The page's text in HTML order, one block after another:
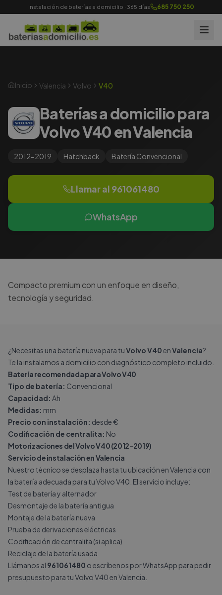
Instalación de baterías a domicilio · 365 días 685 750 250
Inicio Valencia Volvo V40
Baterías a domicilio para
Volvo V40 en Valencia
2012-2019 Hatchback Batería Convencional
Llamar al 961061480
WhatsApp
Compacto premium con un enfoque en diseño,
tecnología y seguridad.
¿Necesitas una batería nueva para tuVolvo V40enValencia?
Te la instalamos a domicilio con diagnóstico completo incluido.
Batería recomendada para Volvo V40
Tipo de batería: Convencional
Capacidad: Ah
Medidas: mm
Precio con instalación: desde €
Codificación de centralita: No
Motorizaciones del Volvo V40 (2012-2019)
Servicio de instalación en Valencia
Nuestro técnico se desplaza hasta tu ubicación en Valencia con
la batería adecuada para tu Volvo V40. El servicio incluye:
Test de batería y alternador
Desmontaje de la batería antigua
Montaje de la batería nueva
Prueba de derivaciones eléctricas
Codificación de centralita (si aplica)
Reciclaje de la batería usada
Llámanos al 961061480 o escríbenos porWhatsApp para pedir
presupuesto para tu Volvo V40 en Valencia.